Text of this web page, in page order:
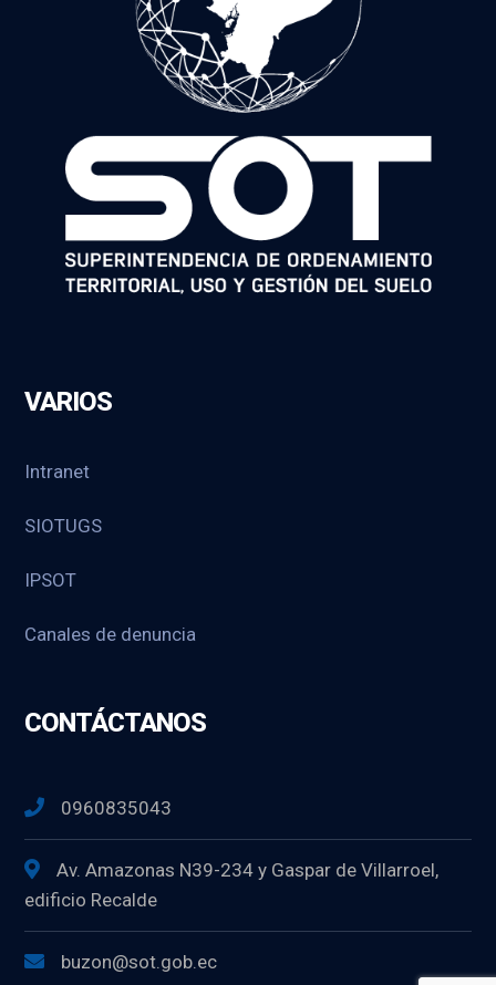
VARIOS
Intranet
SIOTUGS
IPSOT
Canales de denuncia
CONTÁCTANOS
0960835043
Av. Amazonas N39-234 y Gaspar de Villarroel,
edificio Recalde
buzon@sot.gob.ec